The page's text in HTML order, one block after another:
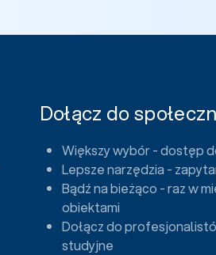
Dołącz do
Większy wybór - dostęp
Lepsze narzędzia -
Bądź na bieżąco - raz w
obiektami
Dołącz do
studyjne